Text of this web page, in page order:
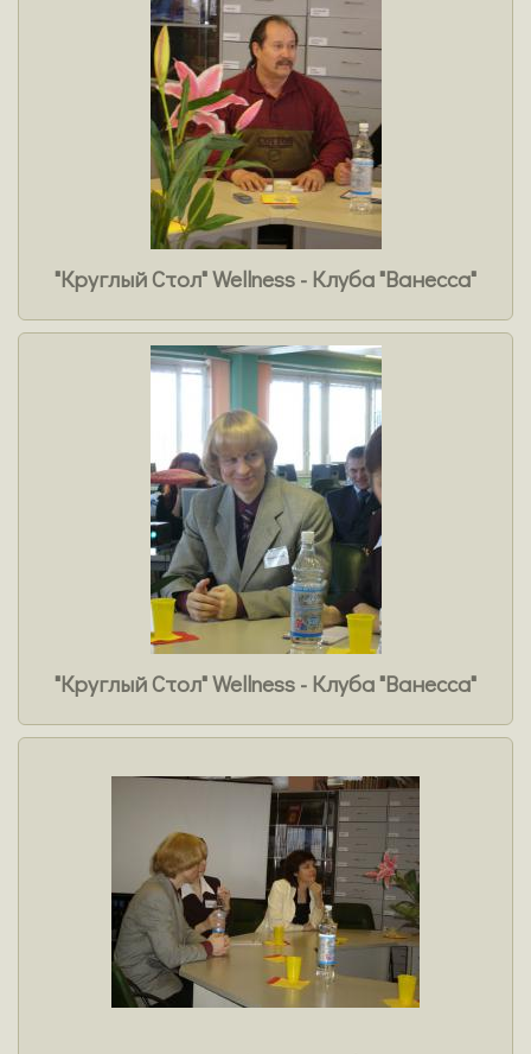
"Круглый Стол" Wellness - Клуба "Ванесса"
"Круглый Стол" Wellness - Клуба "Ванесса"